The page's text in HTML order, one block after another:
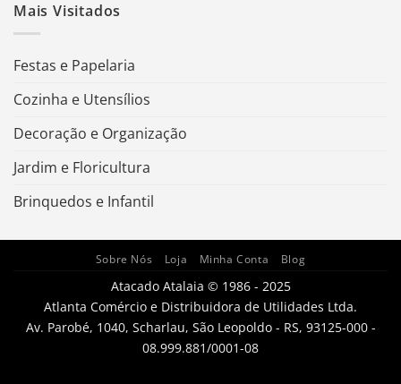
Mais Visitados
Festas e Papelaria
Cozinha e Utensílios
Decoração e Organização
Jardim e Floricultura
Brinquedos e Infantil
Sobre Nós Loja Minha Conta Blog
Atacado Atalaia © 1986 - 2025
Atlanta Comércio e Distribuidora de Utilidades Ltda.
Av. Parobé, 1040, Scharlau, São Leopoldo - RS, 93125-000 -
08.999.881/0001-08